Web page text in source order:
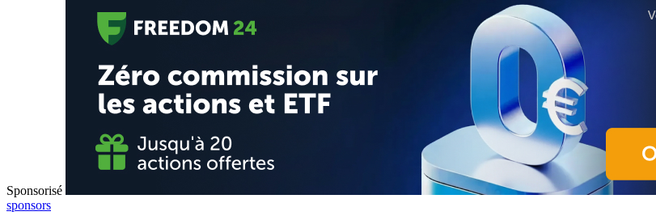
Sponsorisé
sponsors